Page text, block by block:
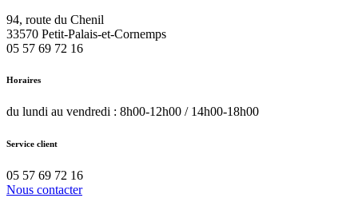
94, route du Chenil
33570 Petit-Palais-et-Cornemps
05 57 69 72 16
Horaires
du lundi au vendredi : 8h00-12h00 / 14h00-18h00
Service client
05 57 69 72 16
Nous contacter